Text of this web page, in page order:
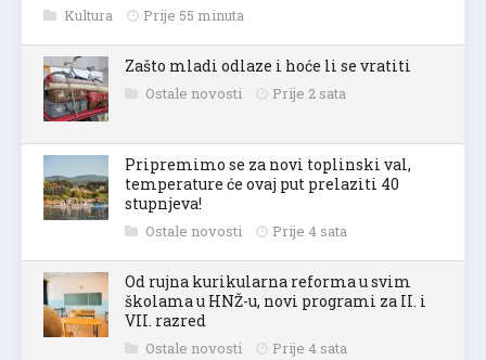
Kultura Prije 55 minuta
Zašto mladi odlaze i hoće li se vratiti
Ostale novosti Prije 2 sata
Pripremimo se za novi toplinski val,
temperature će ovaj put prelaziti 40
stupnjeva!
Ostale novosti Prije 4 sata
Od rujna kurikularna reforma u svim
školama u HNŽ-u, novi programi za II. i
VII. razred
Ostale novosti Prije 4 sata